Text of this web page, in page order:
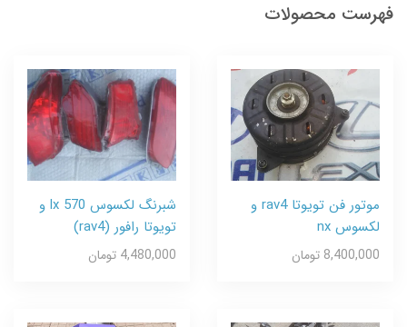
فهرست محصولات
موتور فن تویوتا rav4 و
لکسوس nx
8,400,000 تومان
شبرنگ لکسوس lx 570 و
تویوتا رافور (rav4)
4,480,000 تومان